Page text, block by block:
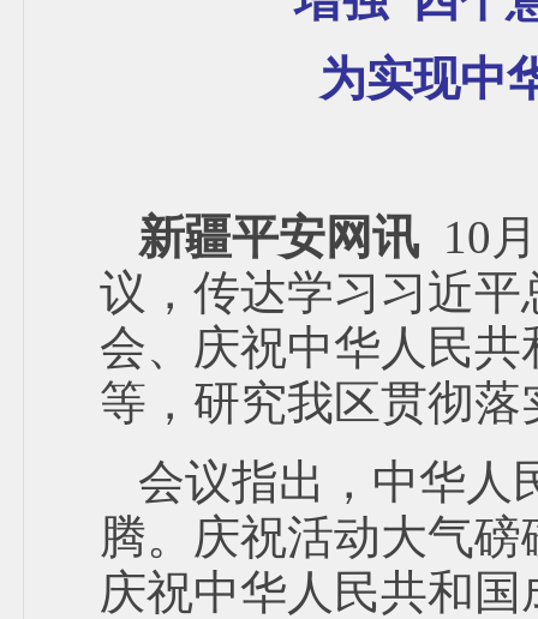
为实现中
新疆平安网讯 10
议，传达学习习近
会、庆祝中华人民
等，研究我区贯彻
会议指出，中华人
腾。庆祝活动大气
庆祝中华人民共和